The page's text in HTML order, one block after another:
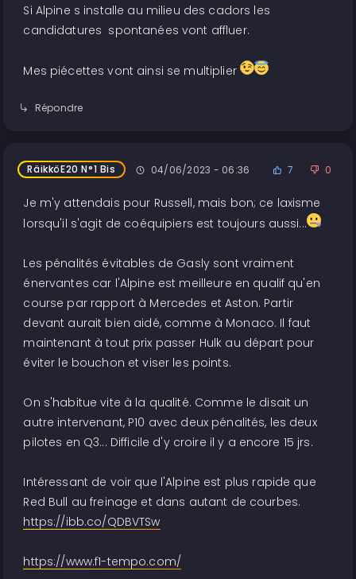
Si Alpine s installe au milieu des cadors les
candidatures spontanées vont affluer.
Mes piécettes vont ainsi se multiplier
Répondre
RäikköE20 N°1 Bis 04/06/2023 - 06:36 7 0
Je m'y attendais pour Russell, mais bon; ce laxisme
lorsqu'il s'agit de coéquipiers est toujours aussi...
Les pénalités évitables de Gasly sont vraiment
énervantes car l'Alpine est meilleure en qualif qu'en
course par rapport à Mercedes et Aston. Partir
devant aurait bien aidé, comme à Monaco. Il faut
maintenant à tout prix passer Hulk au départ pour
éviter le bouchon et viser les points.
On s'habitue vite à la qualité. Comme le disait un
autre intervenant, P10 avec deux pénalités, les deux
pilotes en Q3... Difficile d'y croire il y a encore 15 jrs.
Intéressant de voir que l'Alpine est plus rapide que
Red Bull au freinage et dans autant de courbes.
https://ibb.co/QDBVTSw
https://www.f1-tempo.com/